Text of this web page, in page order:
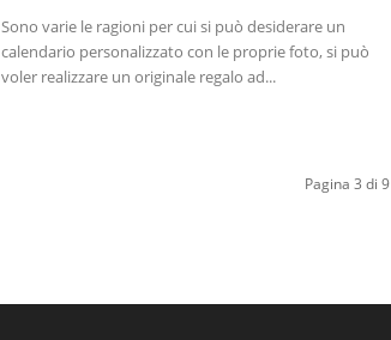
Sono varie le ragioni per cui si può desiderare un
calendario personalizzato con le proprie foto, si può
voler realizzare un originale regalo ad...
Pagina 3 di 9